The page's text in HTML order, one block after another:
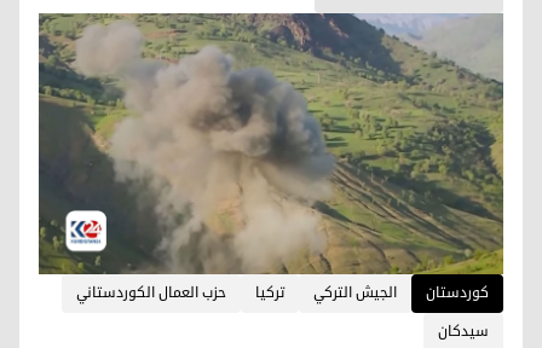
کوردستان الجيش التركي تركيا
حزب العمال الكوردستاني
سيدكان